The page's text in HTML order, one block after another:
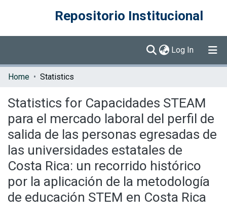
Repositorio Institucional
Log In (current)
Communities & Collections
Home Statistics
Statistics for Capacidades STEAM
para el mercado laboral del perfil de
salida de las personas egresadas de
las universidades estatales de
Costa Rica: un recorrido histórico
por la aplicación de la metodología
de educación STEM en Costa Rica